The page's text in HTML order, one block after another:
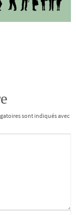
sont indiqués avec